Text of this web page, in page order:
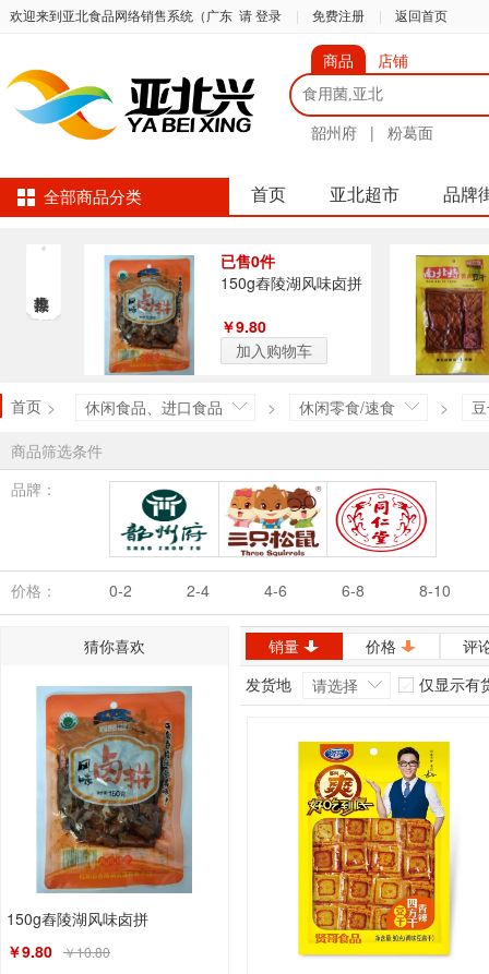
欢迎来到亚北食品网络销售系统（广东 请 登录 免费注册 返回首页
商品 店铺
韶州府 | 粉葛面
全部商品分类 首页 亚北超市 品牌
已售0件
150g舂陵湖风味卤拼
￥9.80
加入购物车
首页 > 休闲食品、进口食品 > 休闲零食/速食 >
商品筛选条件
品牌：
韶州府 三只松鼠
同仁堂
价格：
0-2 2-4 4-6 6-8 8-10
猜你喜欢
150g舂陵湖风味卤拼
￥9.80 ￥10.80
销量 价格
评
发货地
请选择 仅显示有